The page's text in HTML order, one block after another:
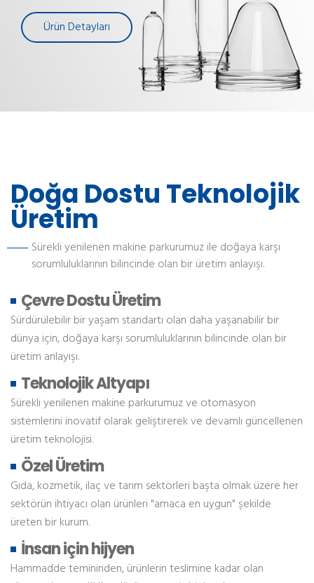
Ürün Detayları
Doğa Dostu Teknolojik
Üretim
Sürekli yenilenen makine parkurumuz ile doğaya karşı
sorumluluklarının bilincinde olan bir üretim anlayışı.
Çevre Dostu Üretim
Sürdürülebilir bir yaşam standartı olan daha yaşanabilir bir
dünya için, doğaya karşı sorumluluklarının bilincinde olan bir
üretim anlayışı.
Teknolojik Altyapı
Sürekli yenilenen makine parkurumuz ve otomasyon
sistemlerini inovatif olarak geliştirerek ve devamlı güncellenen
üretim teknolojisi.
Özel Üretim
Gıda, kozmetik, ilaç ve tarım sektörleri başta olmak üzere her
sektörün ihtiyacı olan ürünleri "amaca en uygun" şekilde
üreten bir kurum.
İnsan için hijyen
Hammadde temininden, ürünlerin teslimine kadar olan